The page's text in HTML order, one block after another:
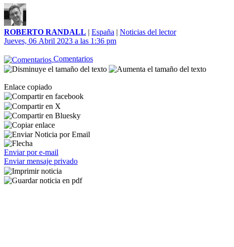
ROBERTO RANDALL | España | Noticias del lector
Jueves, 06 Abril 2023 a las 1:36 pm
Comentarios
Enlace copiado
Enviar por e-mail
Enviar mensaje privado